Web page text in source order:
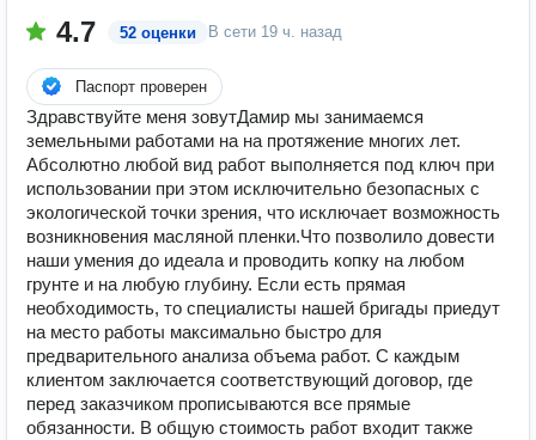
4.7 52 оценки В сети 19 ч. назад
Паспорт проверен
Здравствуйте меня зовутДамир мы занимаемся
земельными работами на на протяжение многих лет.
Абсолютно любой вид работ выполняется под ключ при
использовании при этом исключительно безопасных с
экологической точки зрения, что исключает возможность
возникновения масляной пленки.Что позволило довести
наши умения до идеала и проводить копку на любом
грунте и на любую глубину. Если есть прямая
необходимость, то специалисты нашей бригады приедут
на место работы максимально быстро для
предварительного анализа объема работ. С каждым
клиентом заключается соответствующий договор, где
перед заказчиком прописываются все прямые
обязанности. В общую стоимость работ входит также